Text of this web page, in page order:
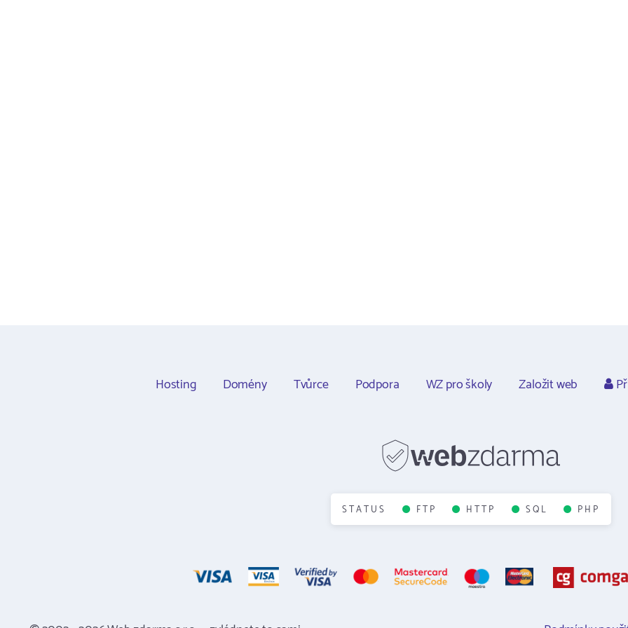
Hosting Domény Tvůrce Podpora WZ pro školy Založit web
STATUS FTP HTTP SQL PHP